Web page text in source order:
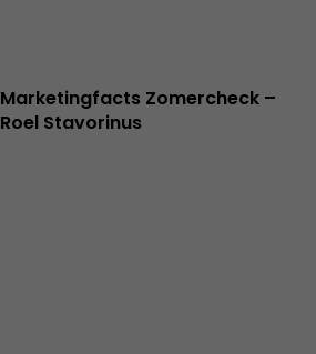
Marketingfacts Zomercheck –
Roel Stavorinus